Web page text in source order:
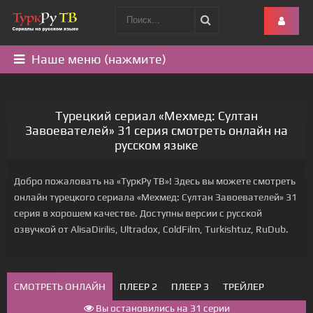
Наше меню (нажмите)
Турецкий сериал «Мехмед: Султан
Завоевателей» 31 серия смотреть онлайн на
русском языке
Добро пожаловать на «ТуркРу ТВ»! Здесь вы можете смотреть
онлайн турецкого сериала «Мехмед: Султан Завоевателей» 31
серия в хорошем качестве. Доступны версии с русской
озвучкой от AlisaDirilis, Ultradox, ColdFilm, Turkishtuz, RuDub.
СМОТРЕТЬ ОНЛАЙН ПЛЕЕР 2 ПЛЕЕР 3
ТРЕЙЛЕР
Вы остановились на 31 серии